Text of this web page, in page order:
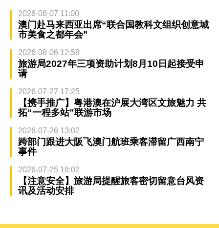
2026-08-07 11:00
澳门赴马来西亚出席“联合国教科文组织创意城
市美食之都年会”
2026-08-06 12:59
旅游局2027年三项资助计划8月10日起接受申
请
2026-07-27 17:25
【携手推广】粤港澳在沪展大湾区文旅魅力 共
拓“一程多站”联游市场
2026-07-26 13:02
跨部门跟进大阪飞澳门航班乘客滞留广西南宁
事件
2026-07-25 18:02
【注意安全】旅游局提醒旅客密切留意台风资
讯及活动安排